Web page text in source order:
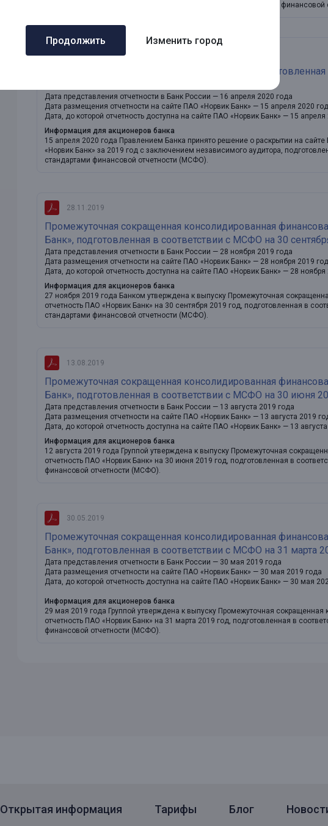
Продолжить Изменить город
подготовленной в соответствии с Международными стандартами
Финансовая отчетность ПАО «Норвик Банк»,
Дата представления отчетности в Банк России — 16 апреля 2020 года
Дата размещения отчетности на сайте ПАО «Норвик Банк» — 15 апреля 2020
Дата, до которой отчетность доступна на сайте ПАО «Норвик Банк» — 15 апреля
Информация для акционеров банка
15 апреля 2020 года Правлением Банка принято решение о раскрытии на
«Норвик Банк» за 2019 год с заключением независимого аудитора,
стандартами финансовой отчетности (МСФО).
28.11.2019
Промежуточная сокращенная консолидированная
Банк», подготовленная в соответствии с МСФО на 30
Дата представления отчетности в Банк России — 28 ноября 2019 года
Дата размещения отчетности на сайте ПАО «Норвик Банк» — 28 ноября 2019
Дата, до которой отчетность доступна на сайте ПАО «Норвик Банк» — 28 ноября
Информация для акционеров банка
27 ноября 2019 года Банком утверждена к выпуску Промежуточная
отчетность ПАО «Норвик Банк» на 30 сентября 2019 год, подготовленная в
стандартами финансовой отчетности (МСФО).
13.08.2019
Промежуточная сокращенная консолидированная
Банк», подготовленная в соответствии с МСФО на 30 июня
Дата представления отчетности в Банк России — 13 августа 2019 года
Дата размещения отчетности на сайте ПАО «Норвик Банк» — 13 августа 2019
Дата, до которой отчетность доступна на сайте ПАО «Норвик Банк» — 13
Информация для акционеров банка
12 августа 2019 года Группой утверждена к выпуску Промежуточная
отчетность ПАО «Норвик Банк» на 30 июня 2019 год, подготовленная в
финансовой отчетности (МСФО).
30.05.2019
Промежуточная сокращенная консолидированная
Банк», подготовленная в соответствии с МСФО на 31 марта
Дата представления отчетности в Банк России — 30 мая 2019 года
Дата размещения отчетности на сайте ПАО «Норвик Банк» — 30 мая 2019 года
Дата, до которой отчетность доступна на сайте ПАО «Норвик Банк» — 30 мая
Информация для акционеров банка
29 мая 2019 года Группой утверждена к выпуску Промежуточная
отчетность ПАО «Норвик Банк» на 31 марта 2019 год, подготовленная в
финансовой отчетности (МСФО).
Открытая информация Тарифы Блог